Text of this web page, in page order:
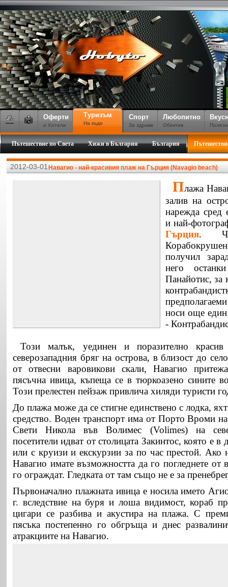
Оферти
и Хотели
Туризъм
На къде
Спорт
За здраве
Любопитно
Обектив
Пътешествие по Света Хижи в България България
2012-03-01 Навагио - най-красивия плаж на Гърция (Navagio beach)
Плажа
залив на
нарежда сред
и най-
Гърция.
получил
него
Панайотис, за
носи още
-
Този малък, уединен и поразително
северозападния бряг на острова, в близост до
от отвесни варовикови скали, Навагио
пясъчна ивица, къпеща се в тюркоазено сините
Този прелестен пейзаж привлича хиляди туристи
До плажа може да се стигне единствено с лодка,
средство. Воден транспорт има от Порто Вроми
Свети Никола във Волимес (Volimes) на
посетители идват от столицата Закинтос, която е в
или с круизи и екскурзии за по час престой. Ако
Навагио имате възможността да го погледнете от
го ограждат. Гледката от там също не е за
Първоначално плажната ивица е носила името
г. вследствие на буря и лоша видимост, кораб
цигари се разбива и акустира на плажа. С
пясъка постепенно го обгръща и днес
атракциите на Навагио.